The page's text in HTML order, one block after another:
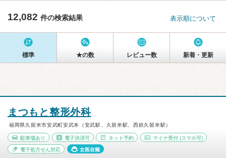
12,082 件の検索結果 表示順について
標準 ★の数 レビュー数 新着・更新
まつもと整形外科
福岡県久留米市安武町安武本（安武駅、久留米駅、西鉄久留米駅）
駐車場あり 電子決済可 ネット予約 マイナ受付 (スマホ可)
電子処方せん対応 女医在籍